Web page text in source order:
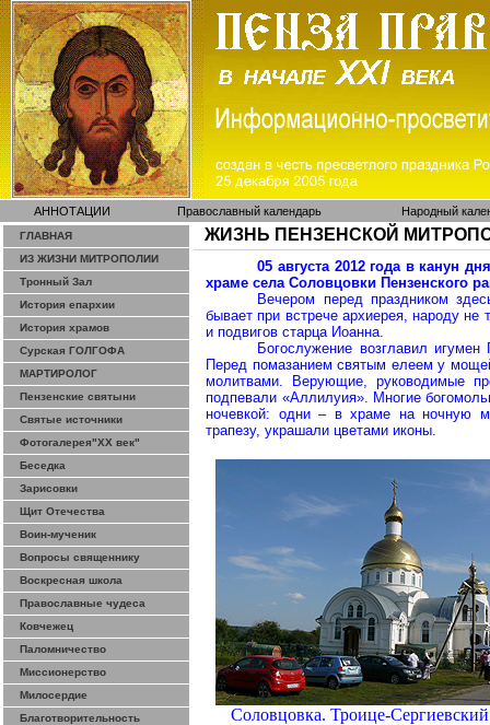
АННОТАЦИИ Православный календарь Народный
ГЛАВНАЯ
ИЗ ЖИЗНИ МИТРОПОЛИИ
Тронный Зал
История епархии
История храмов
Сурская ГОЛГОФА
МАРТИРОЛОГ
Пензенские святыни
Святые источники
Фотогалерея"ХХ век"
Беседка
Зарисовки
Щит Отечества
Воин-мученик
Вопросы священнику
Воскресная школа
Православные чудеса
Ковчежец
Паломничество
Миссионерство
Милосердие
Благотворительность
ЖИЗНЬ ПЕНЗЕНСКОЙ
05 августа 2012 года в канун
храме селаСоловцовки Пензенского
Вечером перед праздником
бывает при встрече архиерея, народу не
и подвигов старца Иоанна.
Богослужение возглавил
Перед помазанием святым елеем у
молитвами. Верующие, руководимые
подпевали «Аллилуия». Многие
ночевкой: одни – в храме на ночную
трапезу, украшали цветами иконы.
Соловцовка. Троице-Сергиевский